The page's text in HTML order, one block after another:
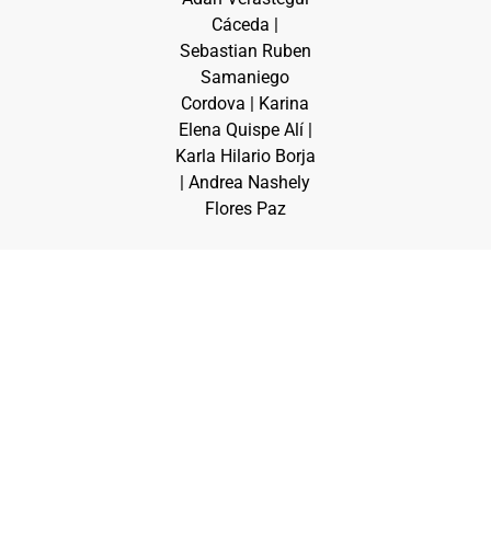
Cáceda |
Sebastian Ruben
Samaniego
Cordova | Karina
Elena Quispe Alí |
Karla Hilario Borja
| Andrea Nashely
Flores Paz